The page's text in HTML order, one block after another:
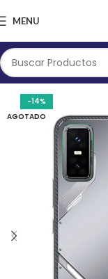
MENU
-14%
AGOTADO